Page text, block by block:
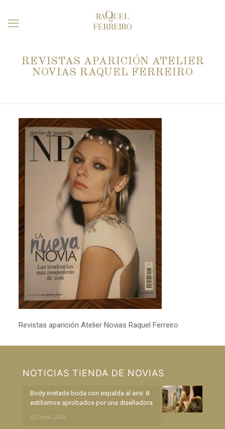
REVISTAS APARICIÓN ATELIER
NOVIAS RAQUEL FERREIRO
Revistas aparición Atelier Novias Raquel Ferreiro
NOTICIAS TIENDA DE NOVIAS
Body invitada boda con espalda al aire: 8
estilismos aprobados por una diseñadora
2 junio, 2026